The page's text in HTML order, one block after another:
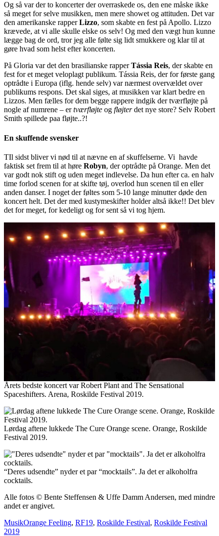
Og så var der to koncerter der overraskede os, den ene måske ikke
så meget for selve musikken, men mere showet og attituden. Det var
den amerikanske rapperLizzo, som skabte en fest på Apollo. Lizzo
krævede, at vi alle skulle elske os selv! Og med den vægt hun kunne
lægge bag de ord, tror jeg alle følte sig lidt smukkere og klar til at
gøre hvad som helst efter koncerten.
På Gloria var det den brasilianske rapperTássia Reis, der skabte en
fest for et meget veloplagt publikum. Tássia Reis, der for første gang
optrådte i Europa (iflg. hende selv) var nærmest overvældet over
publikums respons. Det skal siges, at musikken var klart bedre en
Lizzos. Men fælles for dem begge rappere indgik der tværfløjte på
nogle af numrene – ertværfløjte og fløjterdet nye store? Selv Robert
Smith spillede paa fløjte..?!
En skuffende svensker
TIl sidst bliver vi nød til at nævne en af skuffelserne. Vi havde
faktisk set frem til at høre Robyn, der optrådte på Orange. Men det
var godt nok stift og uden meget indlevelse. Da hun efter ca. en halv
time forlod scenen for at skifte tøj, overlod hun scenen til en eller
anden danser. I noget der føltes som 5-10 lange minutter døde den
koncert helt. Det der med kustymeskifter holder altså ikke!! Det blev
det for meget, for kedeligt og for sent så vi tog hjem.
Årets bedste koncert var Robert Plant and The Sensational
Spaceshifters. Arena, Roskilde Festival 2019.
Lørdag aftene lukkede The Cure Orange scene. Orange, Roskilde
Festival 2019.
“Deres udsendte” nyder et par “mocktails”. Ja det er alkoholfra
cocktails.
Alle fotos © Bente Steffensen & Uffe Damm Andersen, med mindre
andet er angivet.
Categories
MusikTags
Orange Feeling, RF19, Roskilde Festival, Roskilde Festival
2019